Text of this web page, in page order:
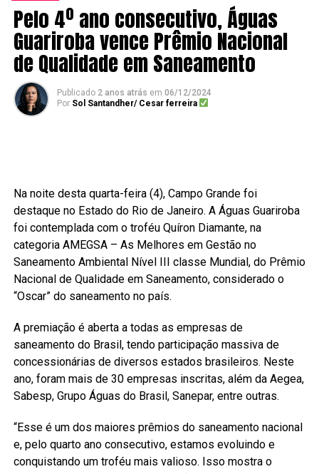
Pelo 4º ano consecutivo, Águas
Guariroba vence Prêmio Nacional
de Qualidade em Saneamento
Publicado 2 anos atrás em 06/12/2024
Por Sol Santandher/ Cesar ferreira
Na noite desta quarta-feira (4), Campo Grande foi
destaque no Estado do Rio de Janeiro. A Águas Guariroba
foi contemplada com o troféu Quíron Diamante, na
categoria AMEGSA – As Melhores em Gestão no
Saneamento Ambiental Nível III classe Mundial, do Prêmio
Nacional de Qualidade em Saneamento, considerado o
“Oscar” do saneamento no país.
A premiação é aberta a todas as empresas de
saneamento do Brasil, tendo participação massiva de
concessionárias de diversos estados brasileiros. Neste
ano, foram mais de 30 empresas inscritas, além da Aegea,
Sabesp, Grupo Águas do Brasil, Sanepar, entre outras.
“Esse é um dos maiores prêmios do saneamento nacional
e, pelo quarto ano consecutivo, estamos evoluindo e
conquistando um troféu mais valioso. Isso mostra o